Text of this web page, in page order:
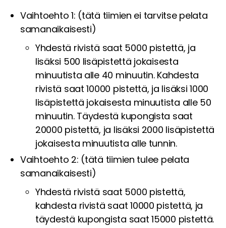
Vaihtoehto 1: (tätä tiimien ei tarvitse pelata
samanaikaisesti)
Yhdestä rivistä saat 5000 pistettä, ja
lisäksi 500 lisäpistettä jokaisesta
minuutista alle 40 minuutin. Kahdesta
rivistä saat 10000 pistettä, ja lisäksi 1000
lisäpistettä jokaisesta minuutista alle 50
minuutin. Täydestä kupongista saat
20000 pistettä, ja lisäksi 2000 lisäpistettä
jokaisesta minuutista alle tunnin.
Vaihtoehto 2: (tätä tiimien tulee pelata
samanaikaisesti)
Yhdestä rivistä saat 5000 pistettä,
kahdesta rivistä saat 10000 pistettä, ja
täydestä kupongista saat 15000 pistettä.